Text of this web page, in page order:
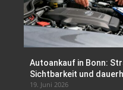
Autoankauf in Bonn:
Sichtbarkeit und
19. Juni 2026